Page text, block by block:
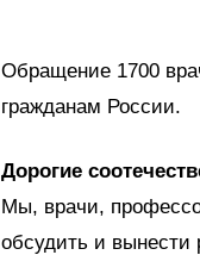
Обращение 1700
гражданам России.
Дорогие
Мы, врачи,
обсудить и вынести